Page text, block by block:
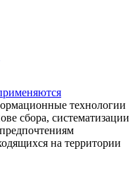
технологии
сбора, систематизации
на территории